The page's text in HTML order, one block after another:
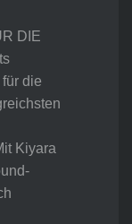
DIE
die
Kiyara